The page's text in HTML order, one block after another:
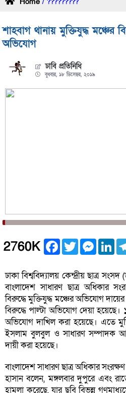
/ ?????????
শাহবাগ থানায় মুক্তিযুদ্ধ মঞ্চের
অভিযোগ
ঢাবি প্রতিনিধি
বুধবার, ১৮ ডিসেম্বর, ২০১৯
2760K Facebook
Twitter
ঢাকা বিশ্ববিদ্যালয় কেন্দ্রীয় ছাত্র
বাংলাদেশ সাধারণ ছাত্র অধিকার
বিরুদ্ধে মুক্তিযুদ্ধ মঞ্চের অভিযোগ
বিরুদ্ধে পাল্টা অভিযোগ দেয়া
অভিযোগ দাখিল করা হয়েছে। এতে
ইসলাম বুলবুল ও সাধারণ সম্পাদক
দায়ী করা হয়েছে।
বাংলাদেশ সাধারণ ছাত্র অধিকার
হাসান বলেন, মঙ্গলবার দুপুরে এবং
হামলা করেছে, যার ছবি বিভন্ন